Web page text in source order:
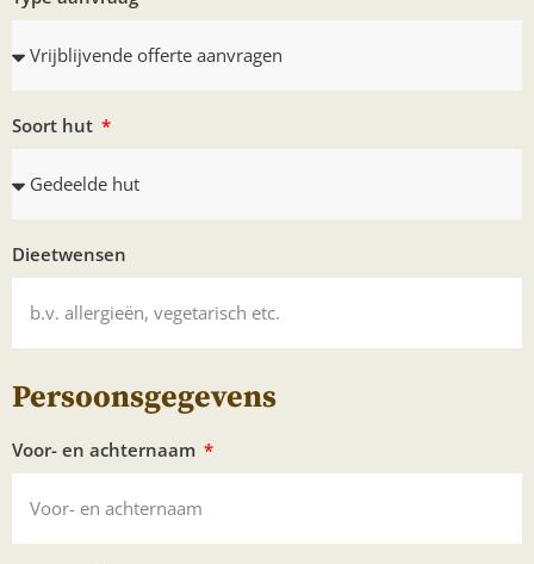
Soort hut
Dieetwensen
Persoonsgegevens
Voor- en achternaam